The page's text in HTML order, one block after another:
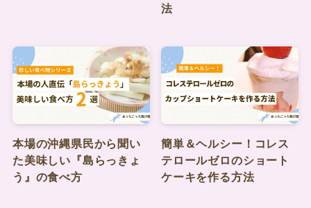
法
本場の沖縄県民から聞い
た美味しい『島らっきょ
う』の食べ方
簡単＆ヘルシー！コレス
テロールゼロのショート
ケーキを作る方法